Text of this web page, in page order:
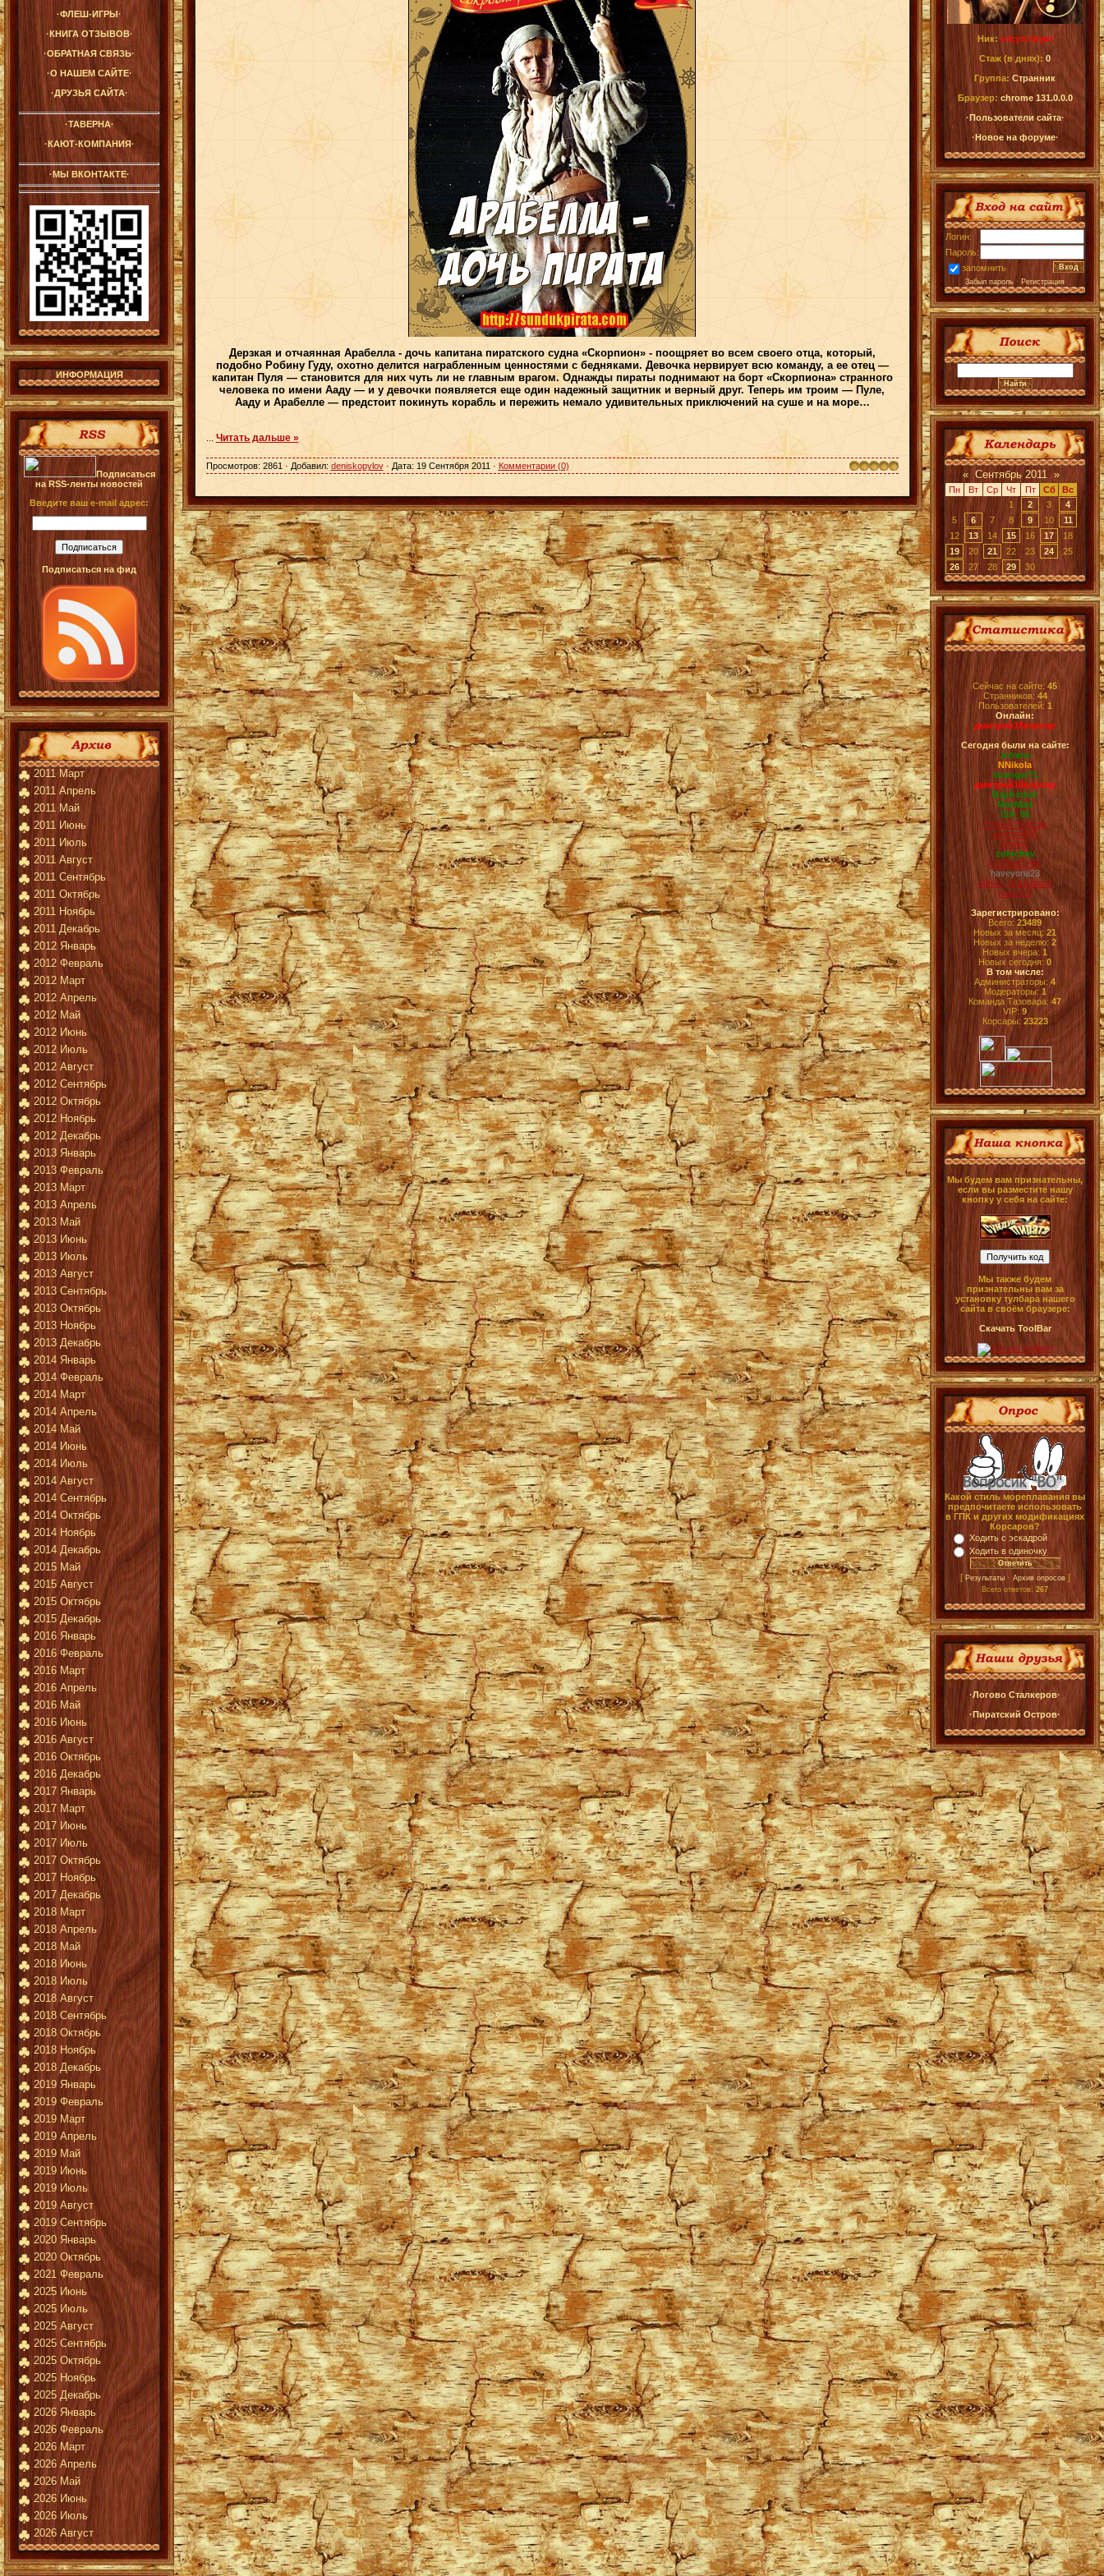
·ФЛЕШ-ИГРЫ·
·КНИГА ОТЗЫВОВ·
·ОБРАТНАЯ СВЯЗЬ·
·О НАШЕМ САЙТЕ·
·ДРУЗЬЯ САЙТА·
·ТАВЕРНА·
·КАЮТ-КОМПАНИЯ·
·МЫ ВКОНТАКТЕ·
ИНФОРМАЦИЯ
Подписаться
на RSS-ленты новостей
Введите ваш e-mail адрес:
Подписаться на фид
2011 Март
2011 Апрель
2011 Май
2011 Июнь
2011 Июль
2011 Август
2011 Сентябрь
2011 Октябрь
2011 Ноябрь
2011 Декабрь
2012 Январь
2012 Февраль
2012 Март
2012 Апрель
2012 Май
2012 Июнь
2012 Июль
2012 Август
2012 Сентябрь
2012 Октябрь
2012 Ноябрь
2012 Декабрь
2013 Январь
2013 Февраль
2013 Март
2013 Апрель
2013 Май
2013 Июнь
2013 Июль
2013 Август
2013 Сентябрь
2013 Октябрь
2013 Ноябрь
2013 Декабрь
2014 Январь
2014 Февраль
2014 Март
2014 Апрель
2014 Май
2014 Июнь
2014 Июль
2014 Август
2014 Сентябрь
2014 Октябрь
2014 Ноябрь
2014 Декабрь
2015 Май
2015 Август
2015 Октябрь
2015 Декабрь
2016 Январь
2016 Февраль
2016 Март
2016 Апрель
2016 Май
2016 Июнь
2016 Август
2016 Октябрь
2016 Декабрь
2017 Январь
2017 Март
2017 Июнь
2017 Июль
2017 Октябрь
2017 Ноябрь
2017 Декабрь
2018 Март
2018 Апрель
2018 Май
2018 Июнь
2018 Июль
2018 Август
2018 Сентябрь
2018 Октябрь
2018 Ноябрь
2018 Декабрь
2019 Январь
2019 Февраль
2019 Март
2019 Апрель
2019 Май
2019 Июнь
2019 Июль
2019 Август
2019 Сентябрь
2020 Январь
2020 Октябрь
2021 Февраль
2025 Июнь
2025 Июль
2025 Август
2025 Сентябрь
2025 Октябрь
2025 Ноябрь
2025 Декабрь
2026 Январь
2026 Февраль
2026 Март
2026 Апрель
2026 Май
2026 Июнь
2026 Июль
2026 Август
Дерзкая и отчаянная Арабелла - дочь капитана пиратского судна «Скорпион» - поощряет во всем своего отца, который,
подобно Робину Гуду, охотно делится награбленным ценностями с бедняками. Девочка нервирует всю команду, а ее отец —
капитан Пуля — становится для них чуть ли не главным врагом. Однажды пираты поднимают на борт «Скорпиона» странного
человека по имени Ааду — и у девочки появляется еще один надежный защитник и верный друг. Теперь им троим — Пуле,
Ааду и Арабелле — предстоит покинуть корабль и пережить немало удивительных приключений на суше и на море…
Читать дальше »
Просмотров: 2861 · Добавил: deniskopylov· Дата: 19 Сентября 2011 · Комментарии (0)
Ник: отсутствует
Стаж (в днях): 0
Группа: Странник
Браузер: chrome 131.0.0.0
·Пользователи сайта·
·Новое на форуме·
Логин:
Пароль:
запомнить
Забыл пароль · Регистрация
« Сентябрь 2011 »
Пн Вт Ср Чт Пт Сб
Вс
1
2 3
4
5
6 7 8 9 10
11
12
13 14 15 16 17
18
19
20 21 22 23 24
25
26
27 28 29 30
Сейчас на сайте: 45
Странников: 44
Пользователей: 1
Онлайн:
дмитрий18корсар
Сегодня были на сайте:
Johano
NNikola
stranger71
дмитрий18корсар
Baphomet
MaxMad
ISA_95
Серый_Корсар
andrew950
Andlok
zolochev
Ku33neCHIK
haveyona23
Slayer_Reignblood
manul75
Зарегистрировано:
Всего:23489
Новых за месяц: 21
Новых за неделю: 2
Новых вчера:1
Новых сегодня: 0
В том числе:
Администраторы: 4
Модераторы: 1
Команда Тазовара:47
VIP: 9
Корсары: 23223
Мы будем вам признательны,
если вы разместите нашу
кнопку у себя на сайте:
Мы также будем
признательны вам за
установку тулбара нашего
сайта в своём браузере:
Скачать ToolBar
Какой стиль мореплавания вы
предпочитаете использовать
в ГПК и других модификациях
Корсаров?
Ходить с эскадрой
Ходить в одиночку
[ Результаты· Архив опросов]
Всего ответов: 267
·Логово Сталкеров·
·Пиратский Остров·